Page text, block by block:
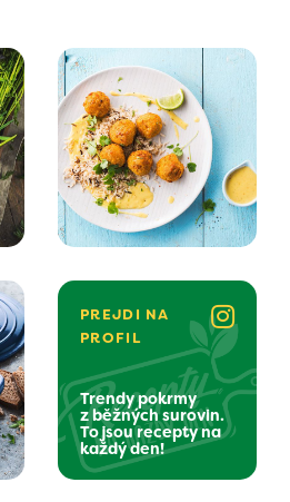
PREJDI NA
PROFIL
Trendy pokrmy
z běžných surovin.
To jsou recepty na
každý den!